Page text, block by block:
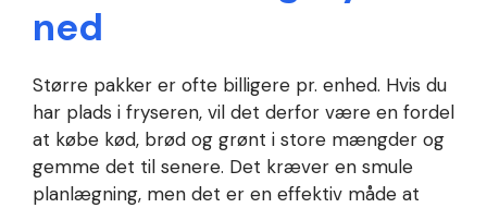
ned
Større pakker er ofte billigere pr. enhed. Hvis du
har plads i fryseren, vil det derfor være en fordel
at købe kød, brød og grønt i store mængder og
gemme det til senere. Det kræver en smule
planlægning, men det er en effektiv måde at